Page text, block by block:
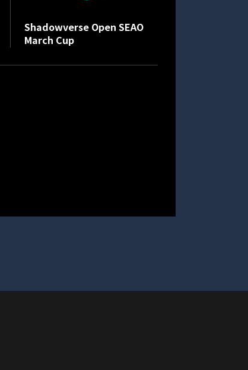
Shadowverse Open SEAO
March Cup